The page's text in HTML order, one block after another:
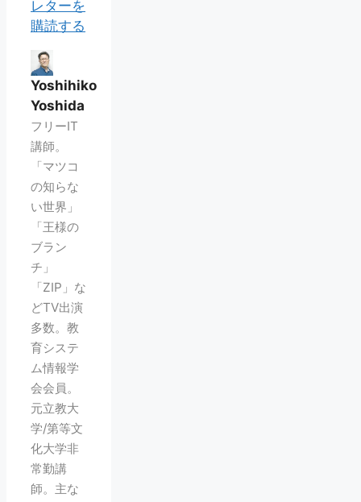
レターを
購読する
Yoshihiko
Yoshida
フリーIT
講師。
「マツコ
の知らな
い世界」
「王様の
ブラン
チ」
「ZIP」な
どTV出演
多数。教
育システ
ム情報学
会会員。
元立教大
学/第等文
化大学非
常勤講
師。主な